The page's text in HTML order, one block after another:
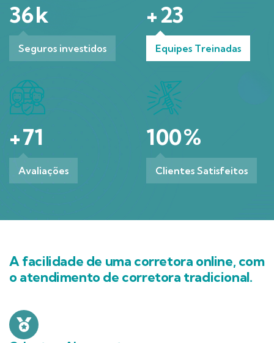
36k
Seguros investidos
+23
Equipes Treinadas
+71
Avaliações
100%
Clientes Satisfeitos
A facilidade de uma corretora online, com
o atendimento de corretora tradicional.